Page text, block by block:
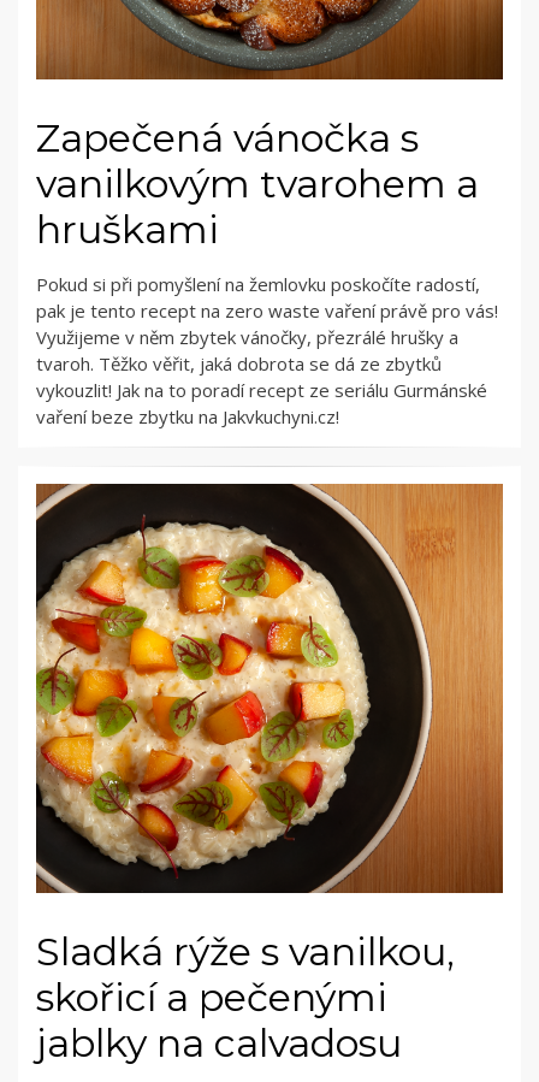
Zapečená vánočka s
vanilkovým tvarohem a
hruškami
Pokud si při pomyšlení na žemlovku poskočíte radostí,
pak je tento recept na zero waste vaření právě pro vás!
Využijeme v něm zbytek vánočky, přezrálé hrušky a
tvaroh. Těžko věřit, jaká dobrota se dá ze zbytků
vykouzlit! Jak na to poradí recept ze seriálu Gurmánské
vaření beze zbytku na Jakvkuchyni.cz!
Sladká rýže s vanilkou,
skořicí a pečenými
jablky na calvadosu